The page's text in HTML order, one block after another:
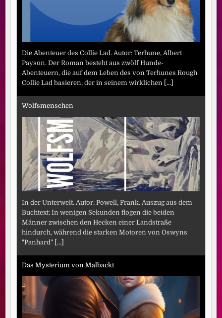
Die Abenteuer des Collie Lad. Autor: Terhune, Albert
Payson. Der Roman besteht aus zwölf Hunde-
Abenteuern, die auf dem Leben des von Terhunes Rough
Collie Lad basieren, der in seinem wirklichen [...]
Wolfsmenschen
In der Unterwelt. Autor: Powell, Frank. Auszug aus dem
Buchtext: In wenigen Sekunden flogen die beiden
Männer zwischen den Hecken einer Landstraße
hindurch, während die starken Motoren von Oswyns
"Panhard" [...]
Das Mysterium von Malbackt